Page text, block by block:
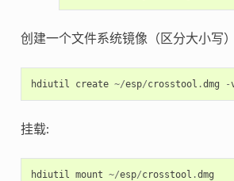
创建一个文件系统镜像（区分大小写
hdiutil create ~/esp/crosstool .dmg -
挂载:
hdiutil mount ~/esp/crosstool .dmg